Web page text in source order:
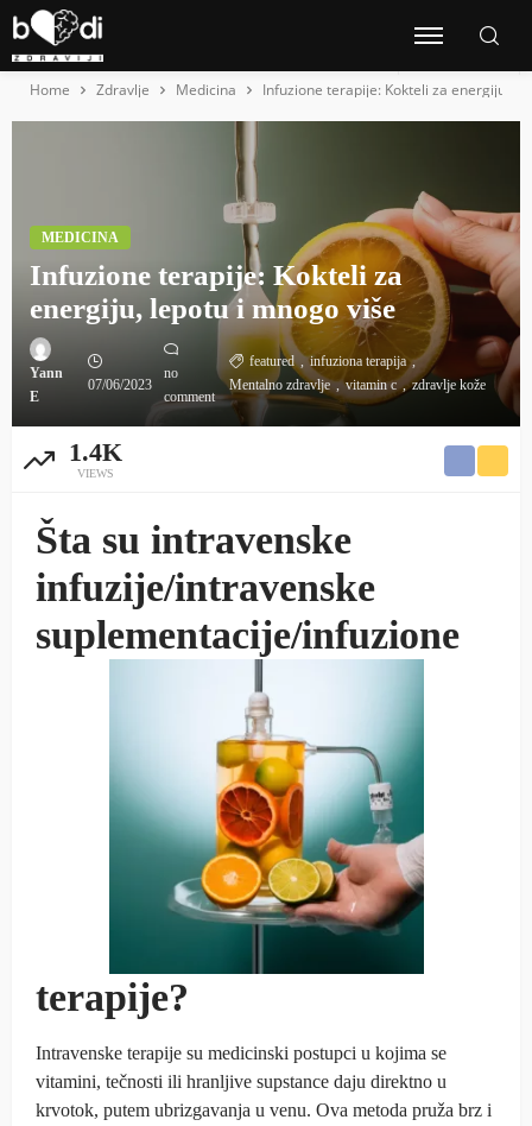
Home Zdravlje Medicina Infuzione terapije: Kokteli za energiju,
MEDICINA
Infuzione terapije: Kokteli za
energiju, lepotu i mnogo više
Yann
E
07/06/2023
no
comment
featured
infuziona terapija
Mentalno zdravlje
vitamin c zdravlje kože
1.4K
VIEWS
Šta su intravenske
infuzije/intravenske
suplementacije/infuzione
terapije?
Intravenske terapije su medicinski postupci u kojima se
vitamini, tečnosti ili hranljive supstance daju direktno u
krvotok, putem ubrizgavanja u venu. Ova metoda pruža brz i